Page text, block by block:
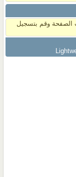
الصفحة وقم بتسجيل